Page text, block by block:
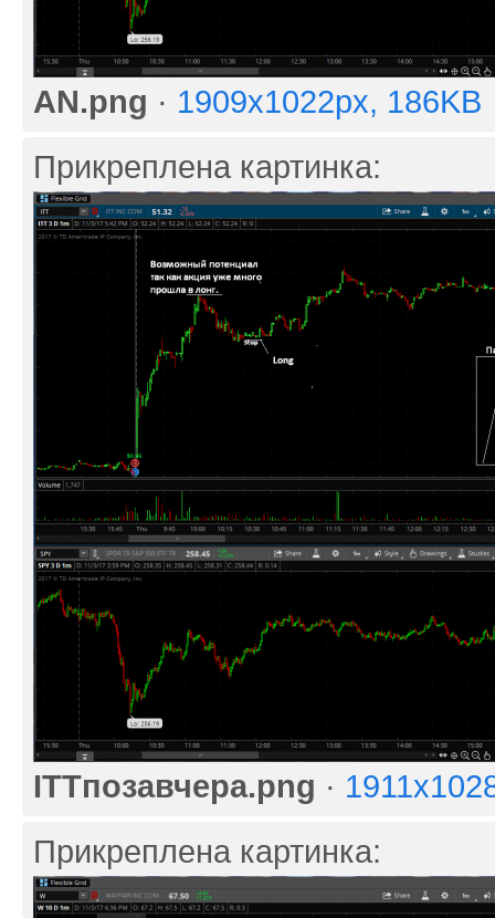
AN.png · 1909x1022px, 186KB
Прикреплена картинка:
ITTпозавчера.png ·
Прикреплена картинка: